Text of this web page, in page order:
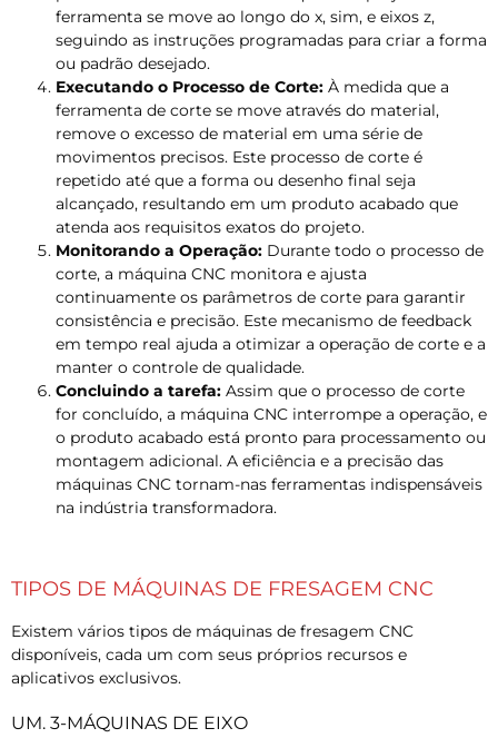
ferramenta se move ao longo do x, sim, e eixos z,
seguindo as instruções programadas para criar a forma
ou padrão desejado.
Executando o Processo de Corte: À medida que a
ferramenta de corte se move através do material,
remove o excesso de material em uma série de
movimentos precisos. Este processo de corte é
repetido até que a forma ou desenho final seja
alcançado, resultando em um produto acabado que
atenda aos requisitos exatos do projeto.
Monitorando a Operação: Durante todo o processo de
corte, a máquina CNC monitora e ajusta
continuamente os parâmetros de corte para garantir
consistência e precisão. Este mecanismo de feedback
em tempo real ajuda a otimizar a operação de corte e a
manter o controle de qualidade.
Concluindo a tarefa: Assim que o processo de corte
for concluído, a máquina CNC interrompe a operação, e
o produto acabado está pronto para processamento ou
montagem adicional. A eficiência e a precisão das
máquinas CNC tornam-nas ferramentas indispensáveis ​​
na indústria transformadora.
TIPOS DE MÁQUINAS DE FRESAGEM CNC
Existem vários tipos de máquinas de fresagem CNC
disponíveis, cada um com seus próprios recursos e
aplicativos exclusivos.
UM. 3-MÁQUINAS DE EIXO